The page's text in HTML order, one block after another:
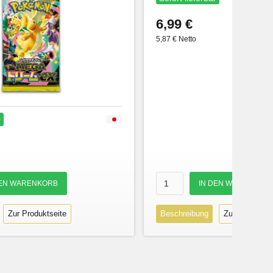
Zur Produktseite
6,99 €
5,87 € Netto
Beschreibung Zur